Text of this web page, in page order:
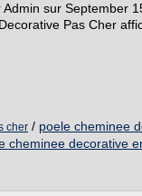
sur September
Pas Cher
cher / poele cheminee
cheminee decorative